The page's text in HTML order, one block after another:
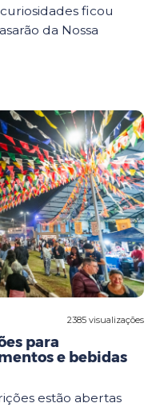
ficou
da Nossa
2385 visualizações
para
e bebidas
estão abertas